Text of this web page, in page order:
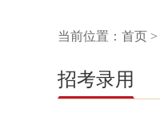
当前位置： 首页 >
招考录用